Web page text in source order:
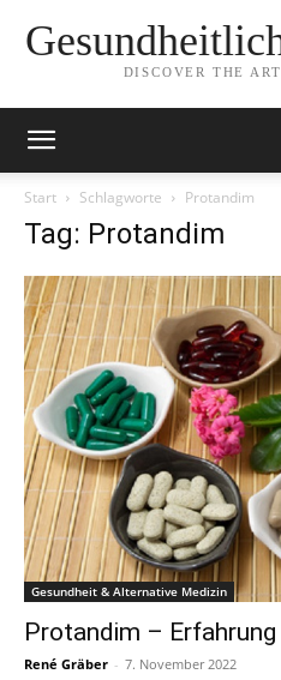
DISCOVER THE
Start Schlagworte Protandim
Tag: Protandim
Gesundheit & Alternative Medizin
Protandim –
René Gräber - 7. November 2022